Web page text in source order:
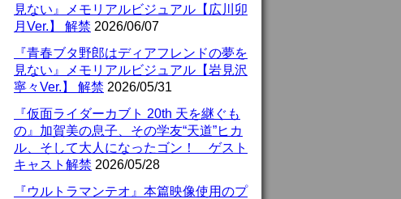
見ない』メモリアルビジュアル【広川卯
月Ver.】 解禁 2026/06/07
『青春ブタ野郎はディアフレンドの夢を
見ない』メモリアルビジュアル【岩見沢
寧々Ver.】 解禁 2026/05/31
『仮面ライダーカブト 20th 天を継ぐも
の』加賀美の息子、その学友“天道”ヒカ
ル、そして大人になったゴン！ ゲスト
キャスト解禁 2026/05/28
『ウルトラマンテオ』本篇映像使用のプ